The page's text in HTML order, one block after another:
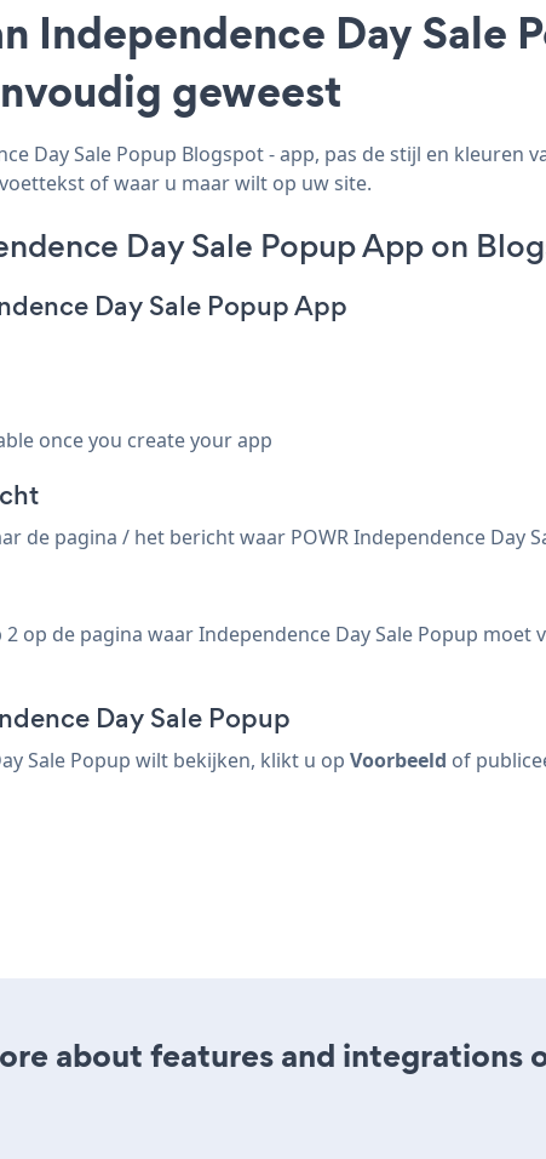
Independence Day Sale
geweest
Day Sale Popup Blogspot - app, pas de stijl en kleuren
of waar u maar wilt op uw site.
Day Sale Popup App on
Day Sale Popup App
once you create your app
de pagina / het bericht waar POWR Independence Day
2 op de pagina waar Independence Day Sale Popup moet
Day Sale Popup
Sale Popup wilt bekijken, klikt u op Voorbeeld of
about features and integrations